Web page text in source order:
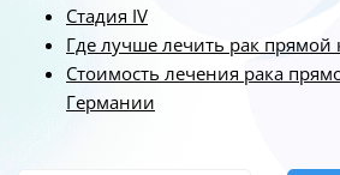
Стадия IV
Где лучше лечить рак
Стоимость лечения рака
Германии